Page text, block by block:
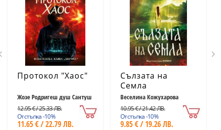
Протокол "Хаос"
Жозе Родригеш душ Сантуш
12.95 € / 25.33 ЛВ.
Отстъпка -10%
11.65 € / 22.79 ЛВ.
Сълзата на
Семла
Веселина Кожухарова
10.95 € / 21.42 ЛВ.
Отстъпка -10%
9.85 € / 19.26 ЛВ.